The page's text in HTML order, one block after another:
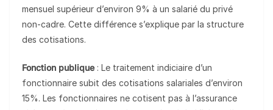
mensuel supérieur d’environ 9% à un salarié du privé
non-cadre. Cette différence s’explique par la structure
des cotisations.
Fonction publique: Le traitement indiciaire d’un
fonctionnaire subit des cotisations salariales d’environ
15%. Les fonctionnaires ne cotisent pas à l’assurance